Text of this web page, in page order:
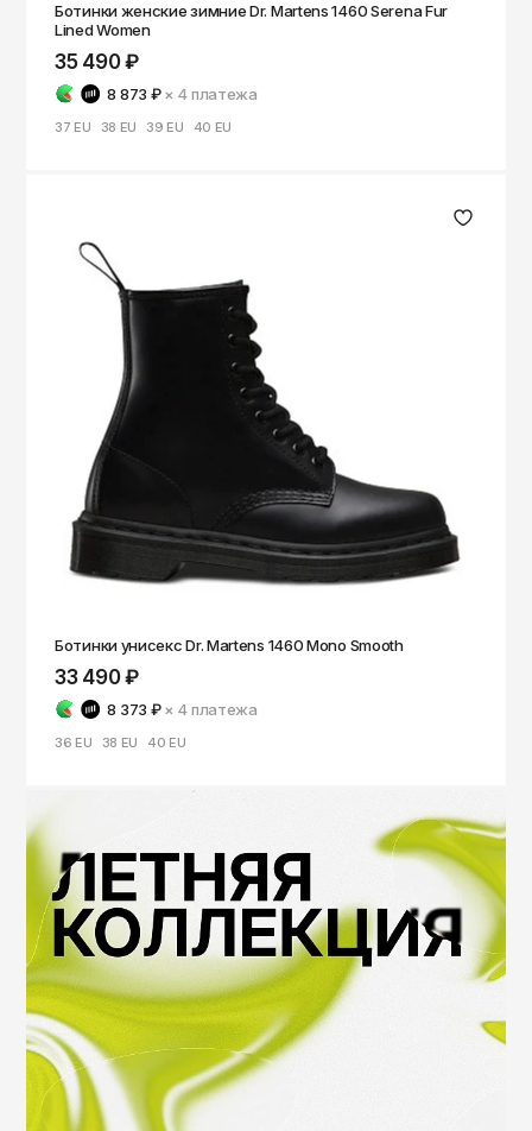
Ботинки женские зимние Dr. Martens 1460 Serena Fur
Lined Women
35 490 ₽
8 873 ₽ × 4платежа
37 EU 38 EU 39 EU 40 EU
Ботинки унисекс Dr. Martens 1460 Mono Smooth
33 490 ₽
8 373 ₽ × 4платежа
36 EU 38 EU 40 EU